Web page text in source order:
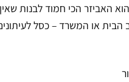
האביזר הכי חמוד לבנות
הבית או המשרד – כסל